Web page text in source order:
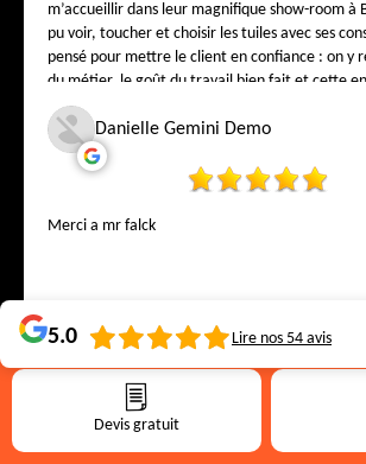
Devis gratuit
m’accueillir dans leur magnifique show-room à
pu voir, toucher et choisir les tuiles avec ses
pensé pour mettre le client en confiance : on y
du métier, le goût du travail bien fait et cette
satisfaire chaque client. Sur le chantier,
soin, propreté et précision. Chaque détail a été
finition réalisée avec une rigueur rare.
toiture splendide, solide et élégante — et
professionnels de Bruxelles. Si vous cherchez
Danielle Gemini Demo
Merci a mr falck
5.0 Lire nos 54 avis